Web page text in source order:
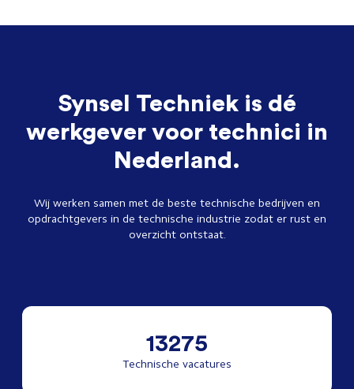
Synsel Techniek is dé
werkgever voor technici in
Nederland.
Wij werken samen met de beste technische bedrijven en
opdrachtgevers in de technische industrie zodat er rust en
overzicht ontstaat.
13275
Technische vacatures